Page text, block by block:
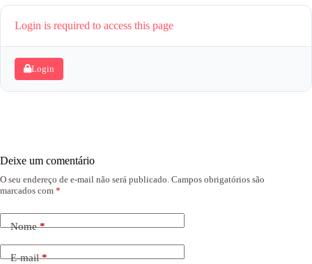
Login is required to access this page
Login
Deixe um comentário
O seu endereço de e-mail não será publicado. Campos obrigatórios são
marcados com *
Nome*
E-mail*